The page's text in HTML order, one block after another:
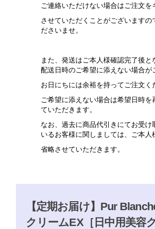
ご連絡いただけない場合はご注文を
させていただくことがございますの
ださいませ。
また、発送はご本人様確認完了後と
配送日時のご希望に添えない場合が
お日にちには余裕を持ってご注文く
ご希望に添えない場合は希望日時を
ていただきます。
なお、過去に商品代引きにてお受け
いるお客様に関しましては、ご本人
省略させていただきます。
【定期お届け】Pur
クリームEX［日中用美容